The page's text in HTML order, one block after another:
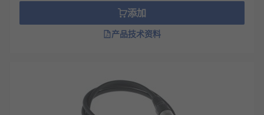
扰，适合长距离传输。
音质保真：低损耗、低噪声，还原真实人声与
通用性强：标准卡侬接口，兼容
台、功放等多数专业设备。
添加
产品技术资料